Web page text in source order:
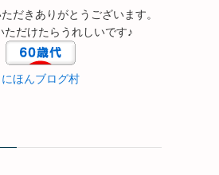
だきありがとうございます。
ただけたらうれしいです♪
にほんブログ村